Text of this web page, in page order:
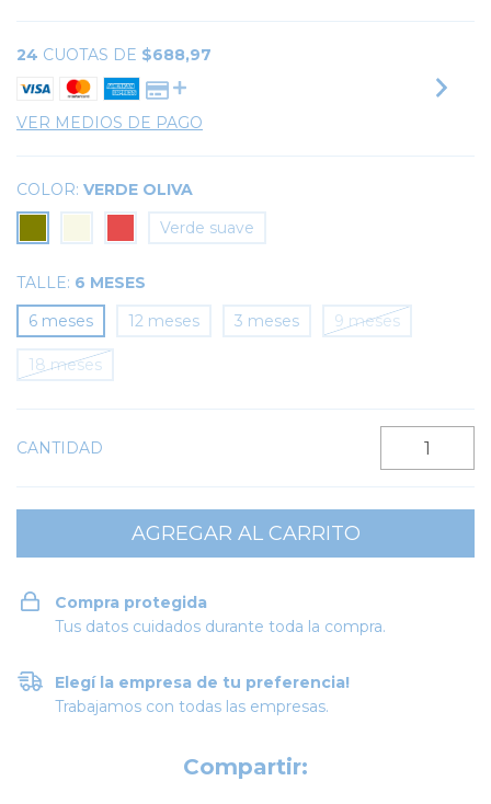
24 CUOTAS DE $688,97
VER MEDIOS DE PAGO
COLOR: VERDE OLIVA
Verde suave
TALLE: 6 MESES
6 meses
12 meses 3 meses 9 meses
18 meses
CANTIDAD
Compra protegida
Tus datos cuidados durante toda la compra.
Elegí la empresa de tu preferencia!
Trabajamos con todas las empresas.
Compartir: